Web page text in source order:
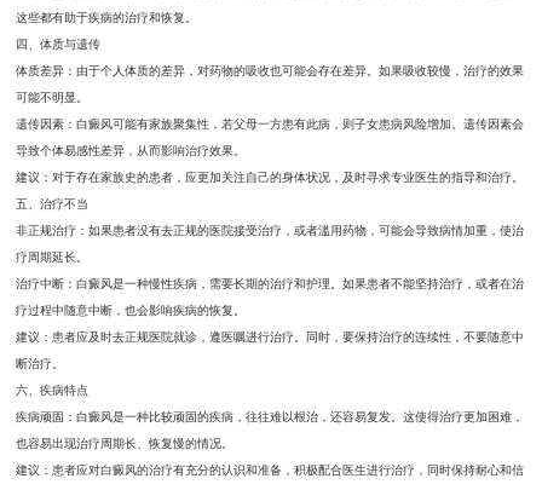
这些都有助于疾病的治疗和恢复。
四、体质与遗传
体质差异：由于个人体质的差异，对药物的吸收也可能会存在差异。如果吸收较慢，治疗的效果
可能不明显。
遗传因素：白癜风可能有家族聚集性，若父母一方患有此病，则子女患病风险增加。遗传因素会
导致个体易感性差异，从而影响治疗效果。
建议：对于存在家族史的患者，应更加关注自己的身体状况，及时寻求专业医生的指导和治疗。
五、治疗不当
非正规治疗：如果患者没有去正规的医院接受治疗，或者滥用药物，可能会导致病情加重，使治
疗周期延长。
治疗中断：白癜风是一种慢性疾病，需要长期的治疗和护理。如果患者不能坚持治疗，或者在治
疗过程中随意中断，也会影响疾病的恢复。
建议：患者应及时去正规医院就诊，遵医嘱进行治疗。同时，要保持治疗的连续性，不要随意中
断治疗。
六、疾病特点
疾病顽固：白癜风是一种比较顽固的疾病，往往难以根治，还容易复发。这使得治疗更加困难，
也容易出现治疗周期长、恢复慢的情况。
建议：患者应对白癜风的治疗有充分的认识和准备，积极配合医生进行治疗，同时保持耐心和信